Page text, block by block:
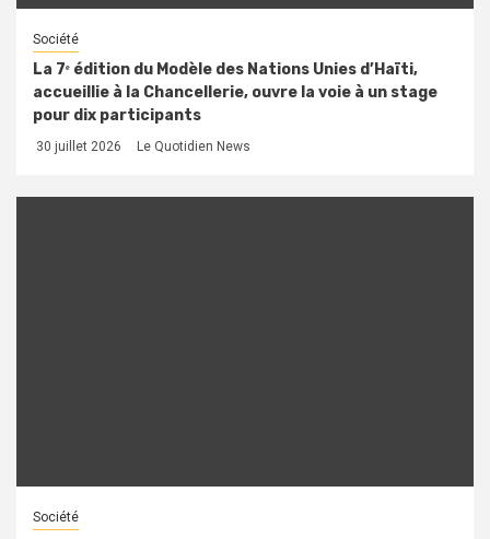
Société
La 7ᵉ édition du Modèle des Nations Unies d’Haïti,
accueillie à la Chancellerie, ouvre la voie à un stage
pour dix participants
30 juillet 2026 Le Quotidien News
Société